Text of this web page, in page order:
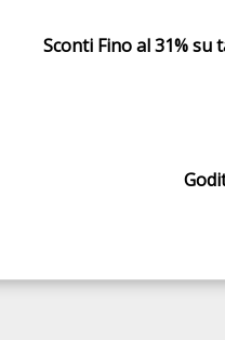
Sconti Fino al 31%